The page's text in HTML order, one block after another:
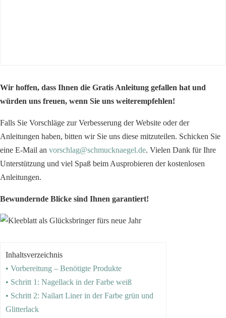
Wir hoffen, dass Ihnen die Gratis Anleitung gefallen hat und
würden uns freuen, wenn Sie uns weiterempfehlen!
Falls Sie Vorschläge zur Verbesserung der Website oder der
Anleitungen haben, bitten wir Sie uns diese mitzuteilen. Schicken Sie
eine E-Mail an vorschlag@schmucknaegel.de. Vielen Dank für Ihre
Unterstützung und viel Spaß beim Ausprobieren der kostenlosen
Anleitungen.
Bewundernde Blicke sind Ihnen garantiert!
Inhaltsverzeichnis
• Vorbereitung – Benötigte Produkte
• Schritt 1: Nagellack in der Farbe weiß
• Schritt 2: Nailart Liner in der Farbe grün und
Glitterlack